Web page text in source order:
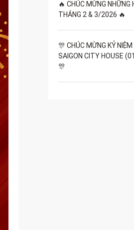
🔥 CHÚC MỪNG
THÁNG 2 & 3/2026 🔥
🎊 CHÚC MỪNG KỶ
SAIGON CITY HOUSE
🎊